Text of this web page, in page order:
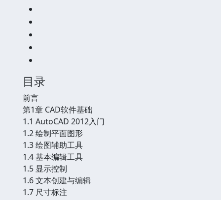
目录
前言
第1章 CAD软件基础
1.1 AutoCAD 2012入门
1.2 绘制平面图形
1.3 绘图辅助工具
1.4 基本编辑工具
1.5 显示控制
1.6 文本创建与编辑
1.7 尺寸标注